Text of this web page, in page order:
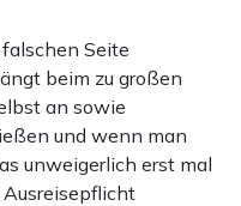
Seite
beim zu großen
an sowie
und wenn man
unweigerlich erst mal